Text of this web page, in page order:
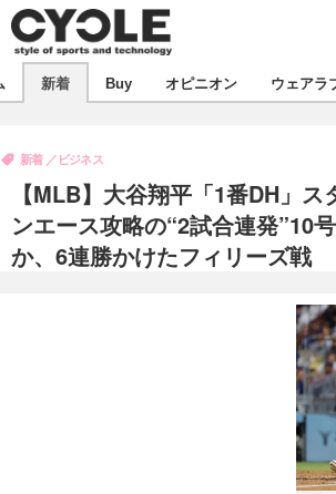
製品/用品
飲食
バ
コラム
ボイス
デバイス
ビジネス
海外
スポーツ
短信
イベント
新着 Buy オピニオン ウェアラ
【MLB】大谷翔平「1番DH」
ンエース攻略の“2試合連発”10
か、6連勝かけたフィリーズ戦
新着 ビジネス